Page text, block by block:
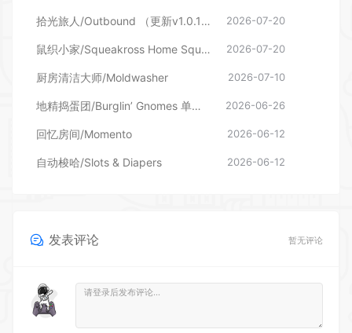
拾光旅人/Outbound （更新v1.0.16 单机/网络联机） 2026-07-20
鼠织小家/Squeakross Home Squeak Home （更新v1.8b） 2026-07-20
厨房清洁大师/Moldwasher 2026-07-10
地精捣蛋团/Burglin’ Gnomes 单机/网络联机 2026-06-26
回忆房间/Momento 2026-06-12
自动梭哈/Slots & Diapers 2026-06-12
发表评论 暂无评论